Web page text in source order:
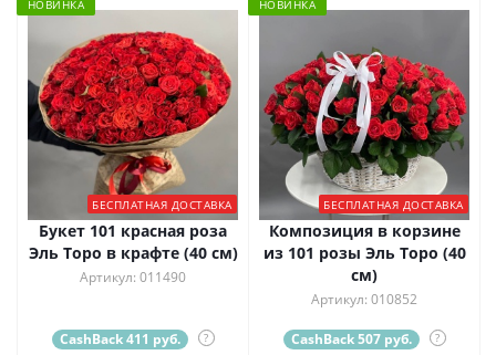
НОВИНКА
БЕСПЛАТНАЯ ДОСТАВКА
Букет 101 красная роза
Эль Торо в крафте (40 см)
Артикул: 011490
CashBack 411 руб. ?
НОВИНКА
БЕСПЛАТНАЯ ДОСТАВКА
Композиция в корзине
из 101 розы Эль Торо (40
см)
Артикул: 010852
CashBack 507 руб. ?